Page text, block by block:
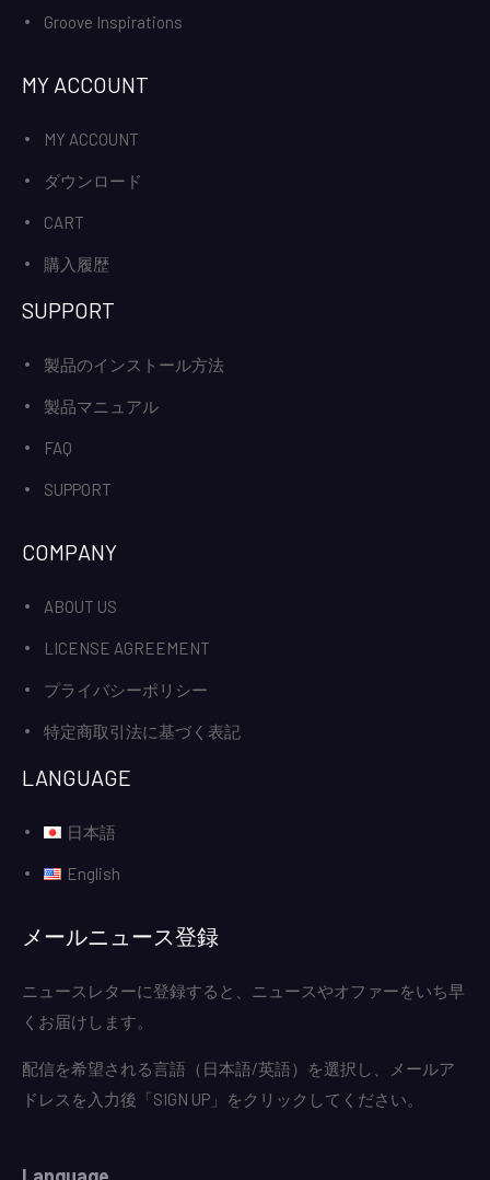
Groove Inspirations
MY ACCOUNT
MY ACCOUNT
ダウンロード
CART
購入履歴
SUPPORT
製品のインストール方法
製品マニュアル
FAQ
SUPPORT
COMPANY
ABOUT US
LICENSE AGREEMENT
プライバシーポリシー
特定商取引法に基づく表記
LANGUAGE
日本語
English
メールニュース登録
ニュースレターに登録すると、ニュースやオファーをいち早
くお届けします。
配信を希望される言語（日本語/英語）を選択し、メールア
ドレスを入力後「SIGN UP」をクリックしてください。